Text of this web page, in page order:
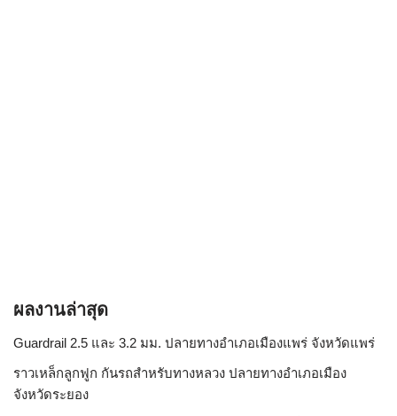
ผลงานล่าสุด
Guardrail 2.5 และ 3.2 มม. ปลายทางอำเภอเมืองแพร่ จังหวัดแพร่
ราวเหล็กลูกฟูก กันรถสําหรับทางหลวง ปลายทางอำเภอเมือง
จังหวัดระยอง